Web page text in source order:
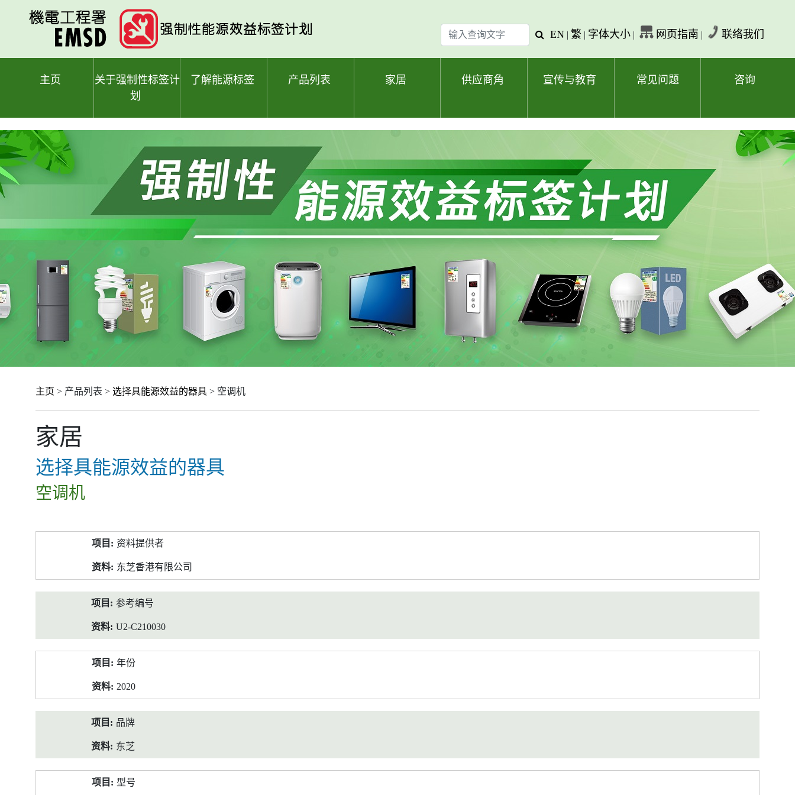
输
入
查
查
字
EN | 繁 | 字体大小 | 网页指南 | 联络我们
主页
关于强制性标签计
划
了解能源标签 产品列表 家居 供应商角 宣传与教育 常见问题 咨询
主页 > 产品列表 > 选择具能源效益的器具 > 空调机
家居
选择具能源效益的器具
空调机
料
资料提供者
东芝香港有限公司
参考编号
U2-C210030
年份
2020
品牌
东芝
型号